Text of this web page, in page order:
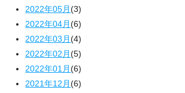
2022年05月(3)
2022年04月(6)
2022年03月(4)
2022年02月(5)
2022年01月(6)
2021年12月(6)